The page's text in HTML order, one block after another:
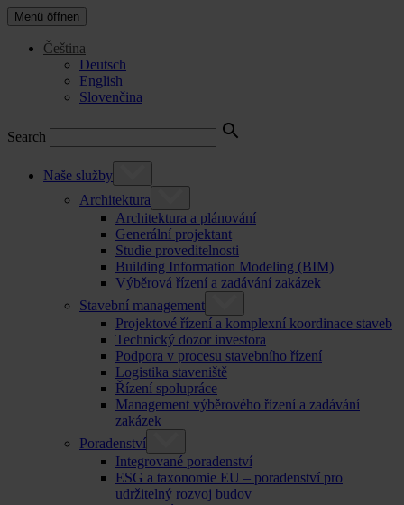
Menü öffnen
Čeština
Deutsch
English
Slovenčina
Search
Naše služby
Architektura
Architektura a plánování
Generální projektant
Studie proveditelnosti
Building Information Modeling (BIM)
Výběrová řízení a zadávání zakázek
Stavební management
Projektové řízení a komplexní koordinace staveb
Technický dozor investora
Podpora v procesu stavebního řízení
Logistika staveniště
Řízení spolupráce
Management výběrového řízení a zadávání
zakázek
Poradenství
Integrované poradenství
ESG a taxonomie EU – poradenství pro
udržitelný rozvoj budov